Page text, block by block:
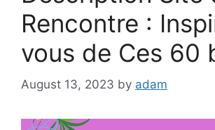
Rencontre :
vous de Ces 60
August 13, 2023 by adam